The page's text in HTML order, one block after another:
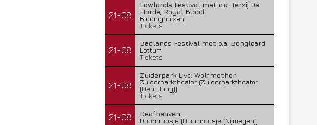
21-08
Lowlands Festival met o.a. Terzij De
Horde, Royal Blood
Biddinghuizen
Tickets
21-08
Badlands Festival met o.a. Bongloard
Lottum
Tickets
21-08
Zuiderpark Live: Wolfmother
Zuiderparktheater (Zuiderparktheater
(Den Haag))
Tickets
21-08
Deafheaven
Doornroosje (Doornroosje (Nijmegen))